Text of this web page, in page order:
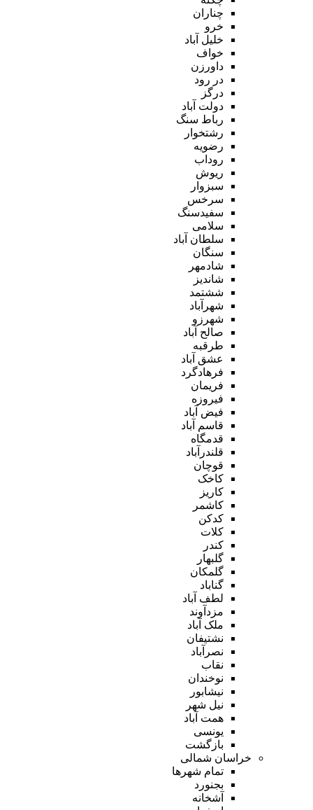
چناران
خرو
خلیل آباد
خواف
داورزن
در رود
درگز
دولت آباد
رباط سنگ
رشتخوار
رضویه
روداب
ریوش
سبزوار
سرخس
سفیدسنگ
سلامی
سلطان آباد
سنگان
شادمهر
شاندیز
ششتمد
شهرآباد
شهرزو
صالح آباد
طرقبه
عشق آباد
فرهادگرد
فریمان
فیروزه
فیض آباد
قاسم آباد
قدمگاه
قلندرآباد
قوچان
کاخک
کاریز
کاشمر
کدکن
کلات
کندر
گلبهار
گلمکان
گناباد
لطف آباد
مزدآوند
ملک آباد
نشتیفان
نصرآباد
نقاب
نوخندان
نیشابور
نیل شهر
همت آباد
یونسی
بازگشت
خراسان شمالی
تمام شهر‌ها
بجنورد
آشخانه